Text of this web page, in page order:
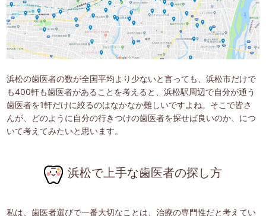
浜松の歯医者の数が全国平均より少ないと言っても、浜松市だけで
も400軒も歯医者があることを考えると、浜松駅周辺で自分が通う
歯医者を1軒だけに絞るのはなかなか難しいですよね。そこで皆さ
んが、どのように自分の行きつけの歯医者を探せば良いのか、につ
いて考えてみたいと思います。
浜松で上手な歯医者の探し方
私は、歯医者選びで一番大切なことは、治療の専門性だと考えてい